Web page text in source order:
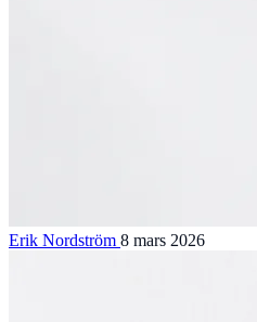
Erik Nordström 8 mars 2026